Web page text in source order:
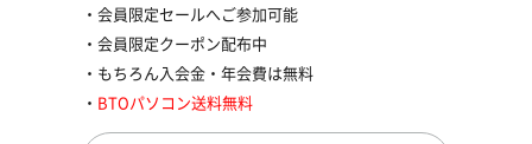
会員限定セールへご参加可能
会員限定クーポン配布中
もちろん入会金・年会費は無料
BTOパソコン送料無料